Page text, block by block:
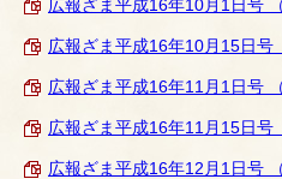
広報ざま平成16年10月1日号
広報ざま平成16年10月15日号
広報ざま平成16年11月1日号
広報ざま平成16年11月15日号
広報ざま平成16年12月1日号